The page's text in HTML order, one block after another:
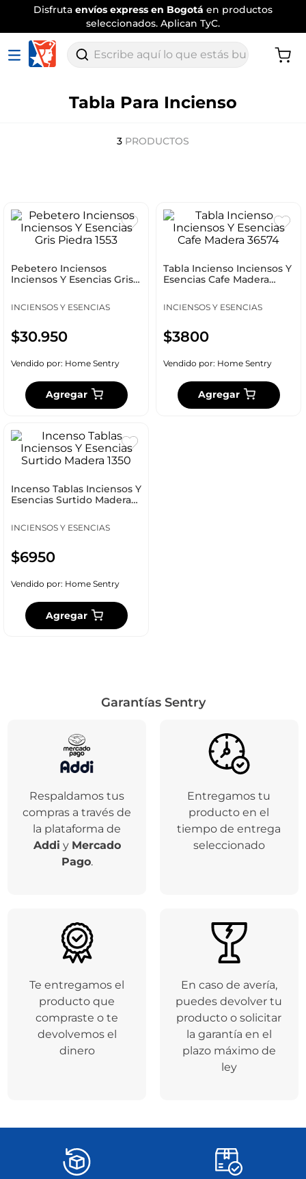
Disfruta envíos express en Bogotá en productos
seleccionados. Aplican TyC.
Escribe aquí lo que estás buscando
Tabla Para Incienso
3 PRODUCTOS
Pebetero Inciensos
Inciensos Y Esencias Gris
INCIENSOS Y ESENCIAS
$30.950
Vendido por: Home Sentry
Agregar
Tabla Incienso Inciensos Y
Esencias Cafe Madera
INCIENSOS Y ESENCIAS
$3800
Vendido por: Home Sentry
Agregar
Incenso Tablas Inciensos Y
Esencias Surtido Madera
INCIENSOS Y ESENCIAS
$6950
Vendido por: Home Sentry
Agregar
Garantías Sentry
Respaldamos tus
compras a través de
la plataforma de
Addi y Mercado
Pago.
Entregamos tu
producto en el
tiempo de entrega
seleccionado
Te entregamos el
producto que
compraste o te
devolvemos el
dinero
En caso de avería,
puedes devolver tu
producto o solicitar
la garantía en el
plazo máximo de
ley